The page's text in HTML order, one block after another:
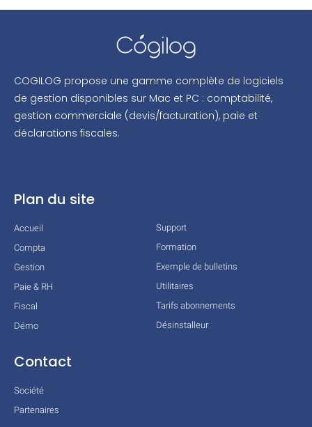
COGILOG propose une gamme complète de logiciels
de gestion disponibles sur Mac et PC : comptabilité,
gestion commerciale (devis/facturation), paie et
déclarations fiscales.
Plan du site
Accueil
Compta
Gestion
Paie & RH
Fiscal
Démo
Support
Formation
Exemple de bulletins
Utilitaires
Tarifs abonnements
Désinstalleur
Contact
Société
Partenaires